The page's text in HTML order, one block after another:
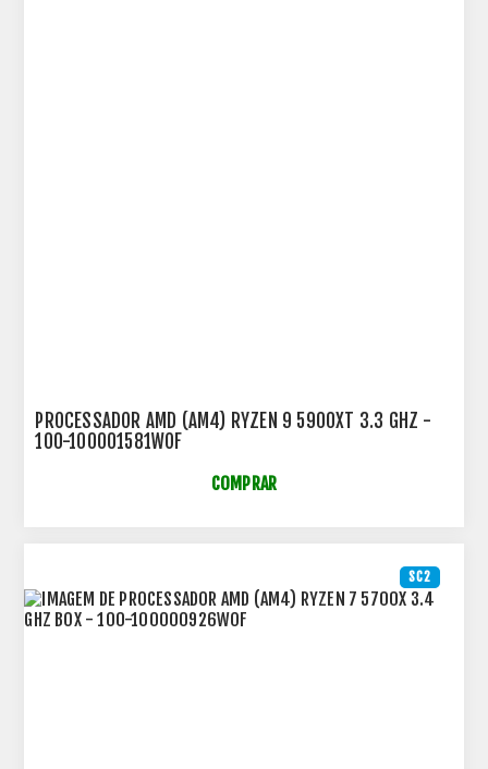
PROCESSADOR AMD (AM4) RYZEN 9 5900XT 3.3 GHZ -
100-100001581WOF
COMPRAR
SC2